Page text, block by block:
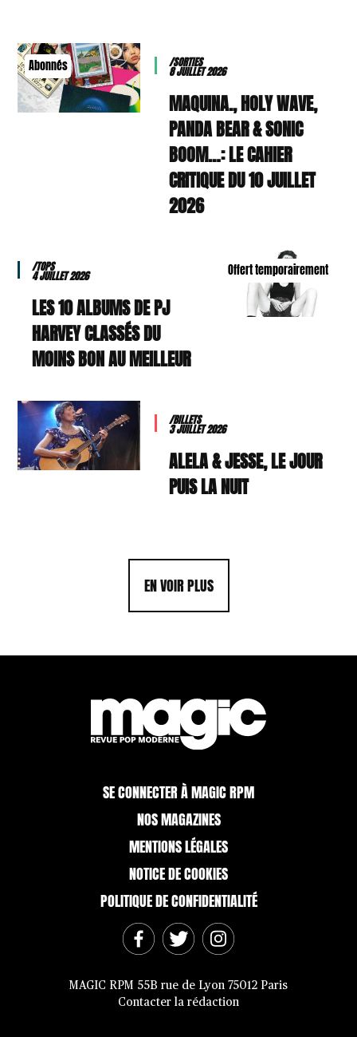
Abonnés /SORTIES
8 JUILLET 2026
MAQUINA., HOLY WAVE,
PANDA BEAR & SONIC
BOOM…: LE CAHIER
CRITIQUE DU 10 JUILLET
2026
Offert temporairement
/TOPS
4 JUILLET 2026
LES 10 ALBUMS DE PJ
HARVEY CLASSÉS DU
MOINS BON AU MEILLEUR
/BILLETS
3 JUILLET 2026
ALELA & JESSE, LE JOUR
PUIS LA NUIT
EN VOIR PLUS
SE CONNECTER À MAGIC RPM
NOS MAGAZINES
MENTIONS LÉGALES
NOTICE DE COOKIES
POLITIQUE DE CONFIDENTIALITÉ
MAGIC RPM 55B rue de Lyon 75012 Paris
Contacter la rédaction